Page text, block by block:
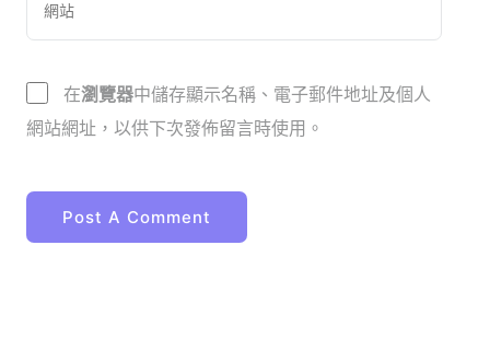
在瀏覽器中儲存顯示名稱、電子郵件地址及個人
網站網址，以供下次發佈留言時使用。